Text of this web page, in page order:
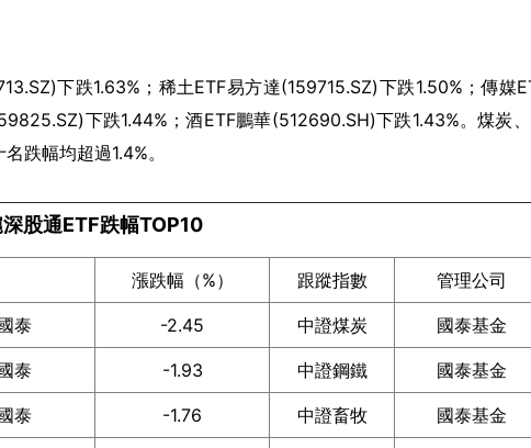
下跌1.63%；稀土ETF易方達(159715.SZ)下跌1.50%；傳媒
下跌1.44%；酒ETF鵬華(512690.SH)下跌1.43%。煤炭
跌幅均超過1.4%。
股通ETF跌幅TOP10
漲跌幅（%） 跟蹤指數 管理公司
泰 -2.45 中證煤炭 國泰基金
泰 -1.93 中證鋼鐵 國泰基金
泰 -1.76 中證畜牧 國泰基金